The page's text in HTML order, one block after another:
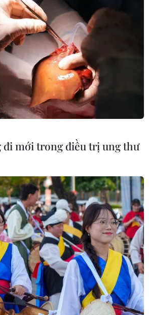
đi mới trong điều trị ung thư